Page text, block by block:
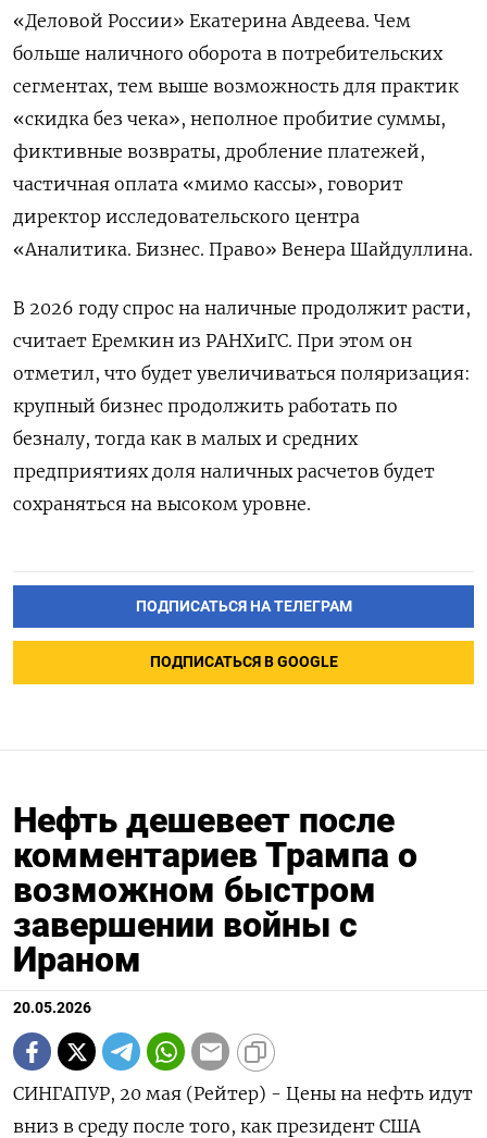
«Деловой России» Екатерина Авдеева. Чем
больше наличного оборота в потребительских
сегментах, тем выше возможность для практик
«скидка без чека», неполное пробитие суммы,
фиктивные возвраты, дробление платежей,
частичная оплата «мимо кассы», говорит
директор исследовательского центра
«Аналитика. Бизнес. Право» Венера Шайдуллина.
В 2026 году спрос на наличные продолжит расти,
считает Еремкин из РАНХиГС. При этом он
отметил, что будет увеличиваться поляризация:
крупный бизнес продолжить работать по
безналу, тогда как в малых и средних
предприятиях доля наличных расчетов будет
сохраняться на высоком уровне.
ПОДПИСАТЬСЯ НА ТЕЛЕГРАМ
ПОДПИСАТЬСЯ В GOOGLE
Нефть дешевеет после
комментариев Трампа о
возможном быстром
завершении войны с
Ираном
20.05.2026
СИНГАПУР, 20 мая (Рейтер) - Цены на нефть идут
вниз в среду после того, как президент США